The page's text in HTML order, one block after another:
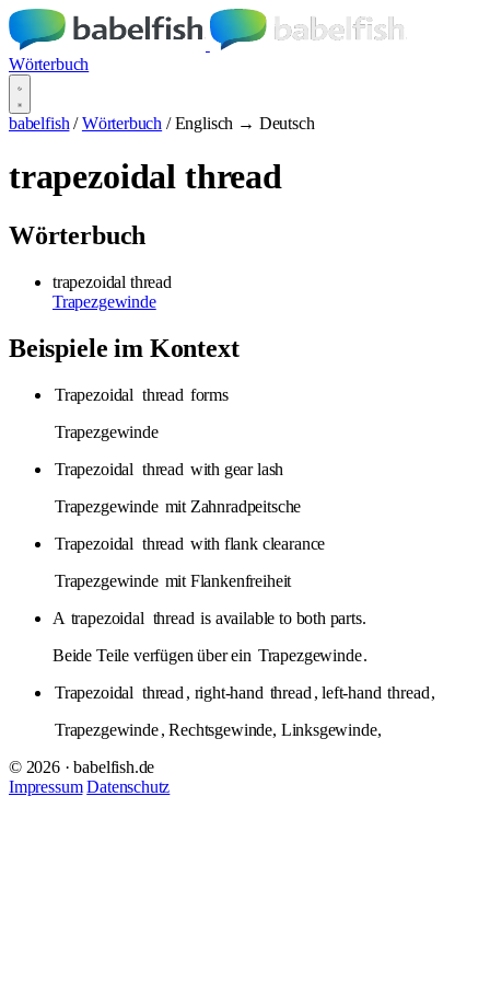
Wörterbuch
babelfish / Wörterbuch / Englisch → Deutsch
trapezoidal thread
Wörterbuch
trapezoidal thread
Trapezgewinde
Beispiele im Kontext
Trapezoidal thread forms
Trapezgewinde
Trapezoidal thread with gear lash
Trapezgewinde mit Zahnradpeitsche
Trapezoidal thread with flank clearance
Trapezgewinde mit Flankenfreiheit
A trapezoidal thread is available to both parts.
Beide Teile verfügen über ein Trapezgewinde.
Trapezoidal thread , right-hand thread , left-hand thread,
Trapezgewinde, Rechtsgewinde, Linksgewinde,
© 2026 · babelfish.de
Impressum Datenschutz